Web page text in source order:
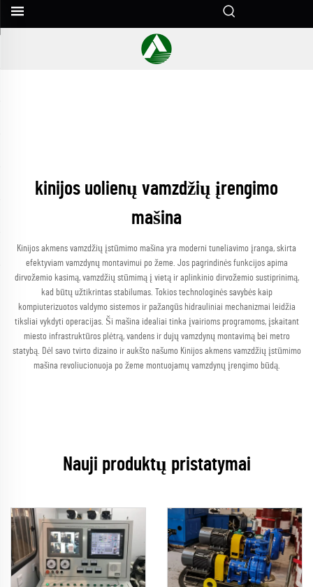
kinijos uolienų vamzdžių įrengimo
mašina
Kinijos akmens vamzdžių įstūmimo mašina yra moderni tuneliavimo įranga, skirta
efektyviam vamzdynų montavimui po žeme. Jos pagrindinės funkcijos apima
dirvožemio kasimą, vamzdžių stūmimą į vietą ir aplinkinio dirvožemio sustiprinimą,
kad būtų užtikrintas stabilumas. Tokios technologinės savybės kaip
kompiuterizuotos valdymo sistemos ir pažangūs hidrauliniai mechanizmai leidžia
tiksliai vykdyti operacijas. Ši mašina idealiai tinka įvairioms programoms, įskaitant
miesto infrastruktūros plėtrą, vandens ir dujų vamzdynų montavimą bei metro
statybą. Dėl savo tvirto dizaino ir aukšto našumo Kinijos akmens vamzdžių įstūmimo
mašina revoliucionuoja po žeme montuojamų vamzdynų įrengimo būdą.
Nauji produktų pristatymai